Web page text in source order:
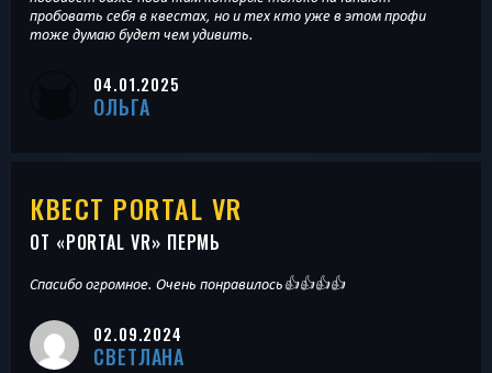
пробовать себя в квестах, но и тех кто уже в этом профи
тоже думаю будет чем удивить.
04.01.2025
ОЛЬГА
КВЕСТ PORTAL VR
ОТ «PORTAL VR» ПЕРМЬ
Спасибо огромное. Очень понравилось👍👍👍👍
02.09.2024
СВЕТЛАНА